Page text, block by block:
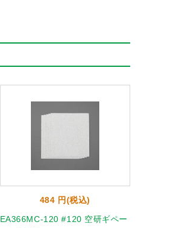
484 円(税込)
EA366MC-120 #120 空研ギペー